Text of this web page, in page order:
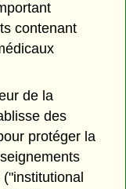
contenant
de la
des
protéger la